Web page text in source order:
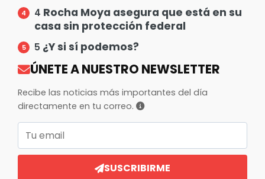
4 Rocha Moya asegura que está en su
casa sin protección federal
5 ¿Y si sí podemos?
ÚNETE A NUESTRO NEWSLETTER
Recibe las noticias más importantes del día
directamente en tu correo.
Correo electrónico
SUSCRIBIRME